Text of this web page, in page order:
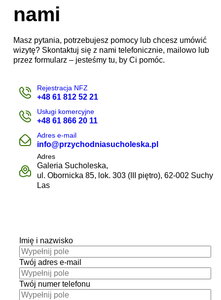
nami
Masz pytania, potrzebujesz pomocy lub chcesz umówić
wizytę? Skontaktuj się z nami telefonicznie, mailowo lub
przez formularz – jesteśmy tu, by Ci pomóc.
Rejestracja NFZ
+48 61 812 52 21
Usługi komercyjne
+48 61 866 20 11
Adres e-mail
info@przychodniasucholeska.pl
Adres
Galeria Sucholeska,
ul. Obornicka 85, lok. 303 (III piętro), 62-002 Suchy
Las
Imię i nazwisko
Twój adres e-mail
Twój numer telefonu